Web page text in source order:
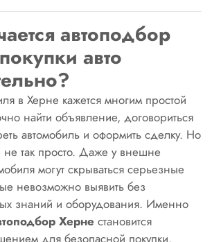
автоподбор
авто
в Херне кажется многим простой
найти объявление, договориться
автомобиль и оформить сделку. Но
не так просто. Даже у внешне
могут скрываться серьезные
невозможно выявить без
знаний и оборудования. Именно
Херне становится
для безопасной покупки.